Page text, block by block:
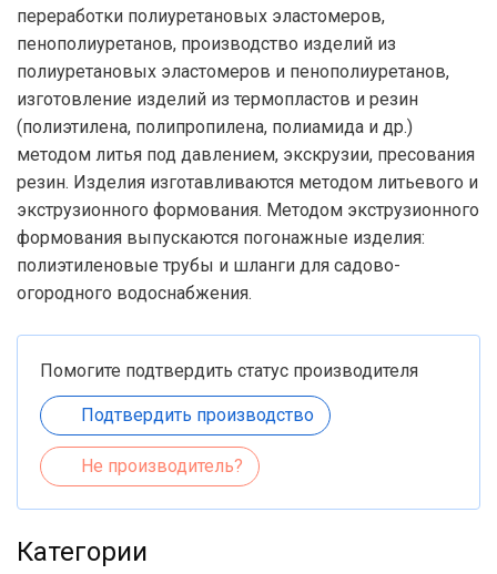
переработки полиуретановых эластомеров,
пенополиуретанов, производство изделий из
полиуретановых эластомеров и пенополиуретанов,
изготовление изделий из термопластов и резин
(полиэтилена, полипропилена, полиамида и др.)
методом литья под давлением, экскрузии, пресования
резин. Изделия изготавливаются методом литьевого и
экструзионного формования. Методом экструзионного
формования выпускаются погонажные изделия:
полиэтиленовые трубы и шланги для садово-
огородного водоснабжения.
Помогите подтвердить статус производителя
Подтвердить производство
Не производитель?
Категории